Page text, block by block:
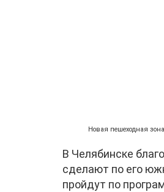
Новая пешеходная
В Челябинске
сделают по его
пройдут по